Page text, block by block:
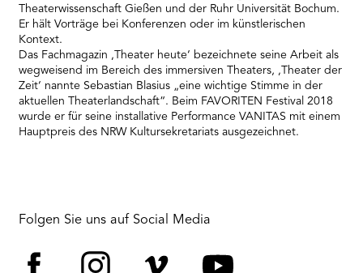
Theaterwissenschaft Gießen und der Ruhr Universität Bochum.
Er hält Vorträge bei Konferenzen oder im künstlerischen
Kontext.
Das Fachmagazin ‚Theater heute‘ bezeichnete seine Arbeit als
wegweisend im Bereich des immersiven Theaters, ‚Theater der
Zeit‘ nannte Sebastian Blasius „eine wichtige Stimme in der
aktuellen Theaterlandschaft“. Beim FAVORITEN Festival 2018
wurde er für seine installative Performance VANITAS mit einem
Hauptpreis des NRW Kultursekretariats ausgezeichnet.
Folgen Sie uns auf Social Media